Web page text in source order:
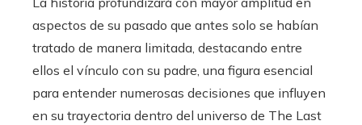
aspectos de su pasado que antes solo se habían
tratado de manera limitada, destacando entre
ellos el vínculo con su padre, una figura esencial
para entender numerosas decisiones que influyen
en su trayectoria dentro del universo de The Last